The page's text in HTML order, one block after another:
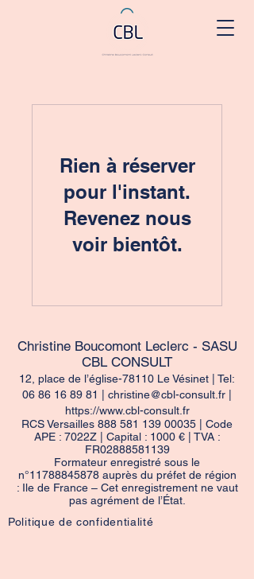
Rien à réserver
pour l'instant.
Revenez nous
voir bientôt.
Christine Boucomont Leclerc - SASU
CBL CONSULT
12, place de l’église-78110 Le Vésinet | Tel:
06 86 16 89 81
christine@cbl-consult.fr
https://www.cbl-consult.fr
RCS Versailles 888 581 139 00035 | Code
APE : 7022Z | Capital : 1000 € | TVA :
FR02888581139
Formateur enregistré sous le
n°11788845878auprès du préfet de région
: Ile de France – Cet enregistrement ne vaut
pas agrément de l’État.
Politique de confidentialité